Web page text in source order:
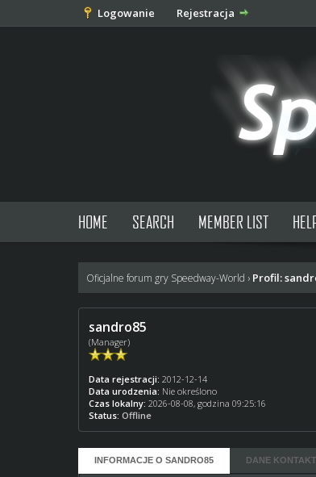
Logowanie Rejestracja
HOME SEARCH MEMBER LIST
Oficjalne forum gry Speedway-World › Profil:
sandro85
(Manager)
Data rejestracji: 2012-12-14
Data urodzenia: Nie określono
Czas lokalny: 2026-08-08, godzina 09:25:16
Status: Offline
INFORMACJE O SANDRO85 DANE